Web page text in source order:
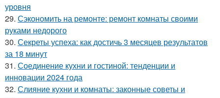
уровня
29. Сэкономить на ремонте: ремонт комнаты своими
руками недорого
30. Секреты успеха: как достичь 3 месяцев результатов
за 18 минут
31. Соединение кухни и гостиной: тенденции и
инновации 2024 года
32. Слияние кухни и комнаты: законные советы и